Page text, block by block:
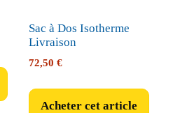
Sac à Dos Isotherme
Livraison
72,50 €
Acheter cet article